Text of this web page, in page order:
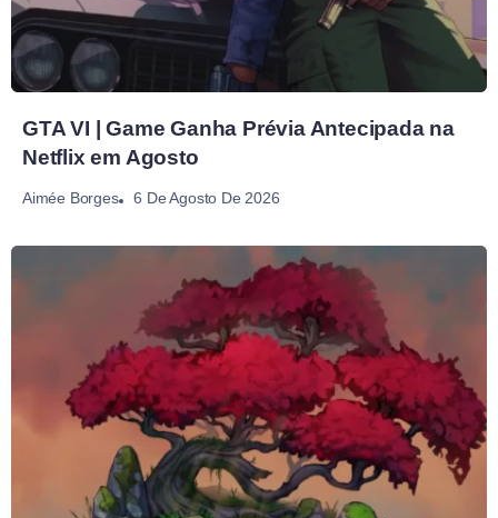
GTA VI | Game Ganha Prévia Antecipada na
Netflix em Agosto
Aimée Borges 6 De Agosto De 2026